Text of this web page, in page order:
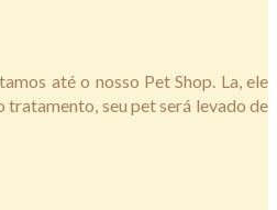
até o nosso Pet Shop. La, ele
seu pet será levado de